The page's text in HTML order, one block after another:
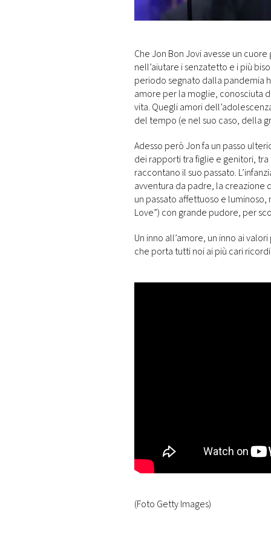
MONACO
RMC
CONSIGLIA
Che Jon Bon Jovi avesse un
nell’aiutare i senzatetto e i più
periodo segnato dalla pandemia
amore per la moglie, conosciuta
vita. Quegli amori
del tempo (e nel suo caso, della
Adesso però Jon fa un passo
dei rapporti tra figlie e genitori,
raccontano il suo passato.
avventura da padre, la creazione
un passato affettuoso e
Love”) con grande pudore, per
Un inno all’amore, un inno ai
che porta tutti noi ai più cari ricordi
(Foto Getty Images)